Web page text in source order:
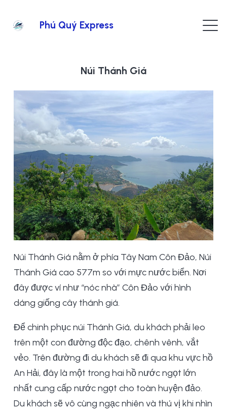
Phú Quý Express
Núi Thánh Giá
Núi Thánh Giá nằm ở phía Tây Nam Côn Đảo, Núi
Thánh Giá cao 577m so với mực nước biển. Nơi
đây được ví như “nóc nhà” Côn Đảo với hình
dáng giống cây thánh giá.
Để chinh phục núi Thánh Giá, du khách phải leo
trên một con đường độc đạo, chênh vênh, vắt
vẻo. Trên đường đi du khách sẽ đi qua khu vực hồ
An Hải, đây là một trong hai hồ nước ngọt lớn
nhất cung cấp nước ngọt cho toàn huyện đảo.
Du khách sẽ vô cùng ngạc nhiên và thú vị khi nhìn